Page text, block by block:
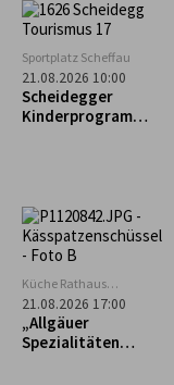
Kräuterpädagogin,
Pilzcoach (DGfM)
Dr. med. Helga
Wollmerstedt...
Sportplatz Scheffau
21.08.2026 10:00
Scheidegger
Kinderprogramm:
Küche Rathaus
Scheidegg
21.08.2026 17:00
„Allgäuer
Spezialitäten